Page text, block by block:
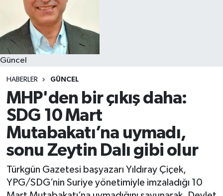
Güncel
HABERLER GÜNCEL
MHP'den bir çıkış daha:
SDG 10 Mart
Mutabakatı’na uymadı,
sonu Zeytin Dalı gibi olur
Türkgün Gazetesi başyazarı Yıldıray Çiçek,
YPG/SDG’nin Suriye yönetimiyle imzaladığı 10